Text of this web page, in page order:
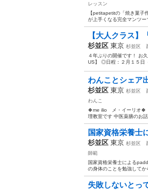
レッスン
【petitapetitの「焼き菓子
が上手くなる完全マンツー
【大人クラス】
杉並区 東京 杉並区
４年ぶりの開催です！ お
US】 ◎日程：２月１５日
わんことシェア
杉並区 東京 杉並区
わんこ
🍀me ilio メ・イーリオ🍀
理教室です 中医薬膳のお
国家資格栄養士
杉並区 東京 杉並区
師範
国家資格栄養士による
の身体のことを勉強してか
失敗しないとっ